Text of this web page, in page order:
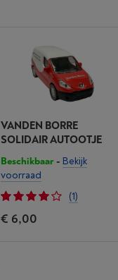
VANDEN BORRE
SOLIDAIR AUTOOTJE
Beschikbaar- Bekijk
voorraad
(1)
€ 6,00